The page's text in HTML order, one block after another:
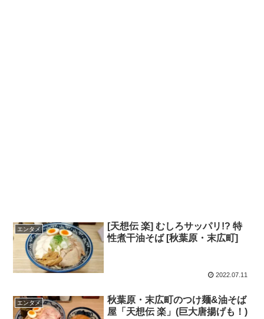
エンタメ
[天想伝 楽] むしろサッパリ!? 特
性煮干油そば [秋葉原・末広町]
2022.07.11
エンタメ
秋葉原・末広町のつけ麺&油そば
屋「天想伝 楽」(巨大唐揚げも！)